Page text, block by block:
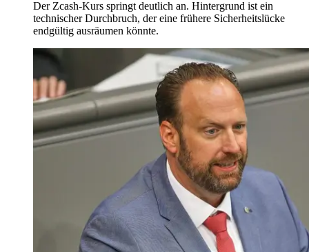
Der Zcash-Kurs springt deutlich an. Hintergrund ist ein
technischer Durchbruch, der eine frühere Sicherheitslücke
endgültig ausräumen könnte.